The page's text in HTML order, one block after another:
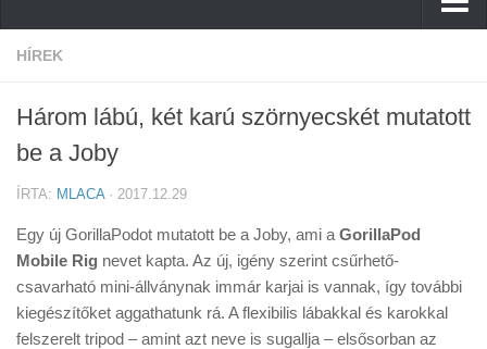
Hírek
Cikkek
Tudástár
Tanácsok
Érdekességek
HÍREK
Három lábú, két karú szörnyecskét mutatott
be a Joby
ÍRTA: MLACA· 2017.12.29
Egy új GorillaPodot mutatott be a Joby, ami a GorillaPod
Mobile Rig nevet kapta. Az új, igény szerint csűrhető-
csavarható mini-állványnak immár karjai is vannak, így további
kiegészítőket aggathatunk rá. A flexibilis lábakkal és karokkal
felszerelt tripod – amint azt neve is sugallja – elsősorban az